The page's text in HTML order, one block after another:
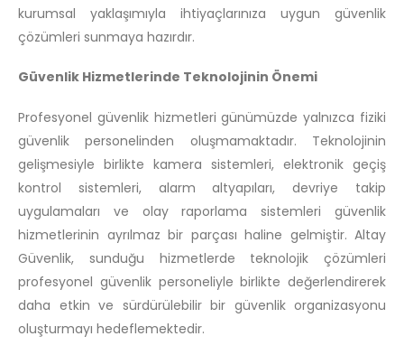
kurumsal yaklaşımıyla ihtiyaçlarınıza uygun güvenlik
çözümleri sunmaya hazırdır.
Güvenlik Hizmetlerinde Teknolojinin Önemi
Profesyonel güvenlik hizmetleri günümüzde yalnızca fiziki
güvenlik personelinden oluşmamaktadır. Teknolojinin
gelişmesiyle birlikte kamera sistemleri, elektronik geçiş
kontrol sistemleri, alarm altyapıları, devriye takip
uygulamaları ve olay raporlama sistemleri güvenlik
hizmetlerinin ayrılmaz bir parçası haline gelmiştir. Altay
Güvenlik, sunduğu hizmetlerde teknolojik çözümleri
profesyonel güvenlik personeliyle birlikte değerlendirerek
daha etkin ve sürdürülebilir bir güvenlik organizasyonu
oluşturmayı hedeflemektedir.